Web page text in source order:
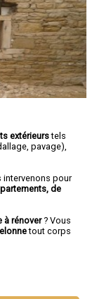
extérieurstels
pavage),
intervenons pour
de
à rénover? Vous
tout corps